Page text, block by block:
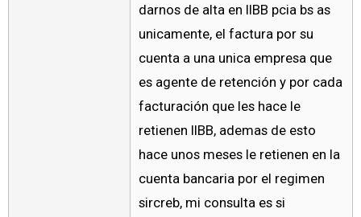
darnos de alta en IIBB pcia bs as
unicamente, el factura por su
cuenta a una unica empresa que
es agente de retención y por cada
facturación que les hace le
retienen IIBB, ademas de esto
hace unos meses le retienen en la
cuenta bancaria por el regimen
sircreb, mi consulta es si